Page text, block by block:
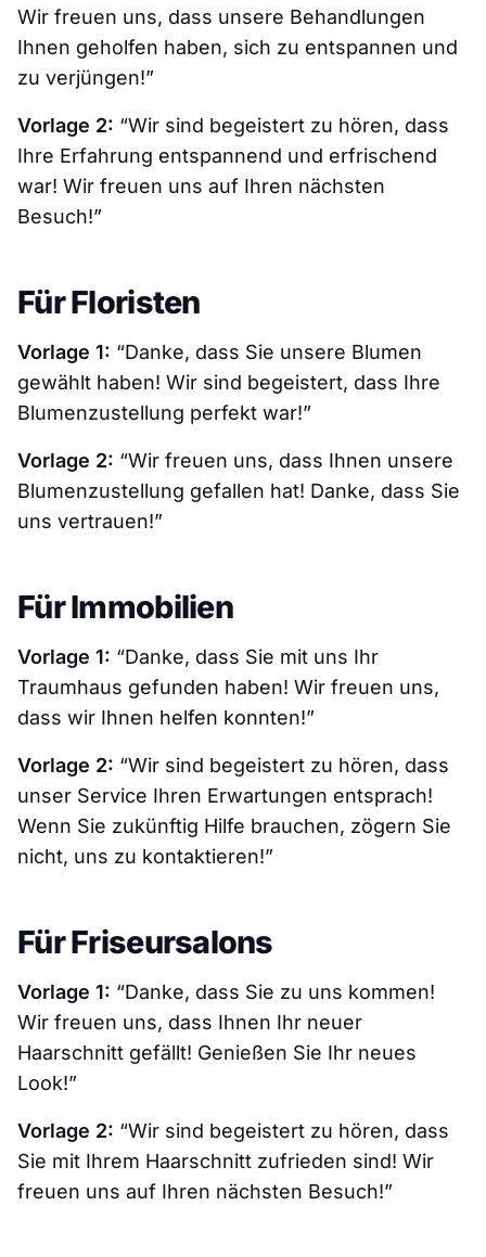
Wir freuen uns, dass unsere Behandlungen
Ihnen geholfen haben, sich zu entspannen und
zu verjüngen!”
Vorlage 2: “Wir sind begeistert zu hören, dass
Ihre Erfahrung entspannend und erfrischend
war! Wir freuen uns auf Ihren nächsten
Besuch!”
Für Floristen
Vorlage 1: “Danke, dass Sie unsere Blumen
gewählt haben! Wir sind begeistert, dass Ihre
Blumenzustellung perfekt war!”
Vorlage 2: “Wir freuen uns, dass Ihnen unsere
Blumenzustellung gefallen hat! Danke, dass Sie
uns vertrauen!”
Für Immobilien
Vorlage 1: “Danke, dass Sie mit uns Ihr
Traumhaus gefunden haben! Wir freuen uns,
dass wir Ihnen helfen konnten!”
Vorlage 2: “Wir sind begeistert zu hören, dass
unser Service Ihren Erwartungen entsprach!
Wenn Sie zukünftig Hilfe brauchen, zögern Sie
nicht, uns zu kontaktieren!”
Für Friseursalons
Vorlage 1: “Danke, dass Sie zu uns kommen!
Wir freuen uns, dass Ihnen Ihr neuer
Haarschnitt gefällt! Genießen Sie Ihr neues
Look!”
Vorlage 2: “Wir sind begeistert zu hören, dass
Sie mit Ihrem Haarschnitt zufrieden sind! Wir
freuen uns auf Ihren nächsten Besuch!”